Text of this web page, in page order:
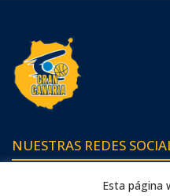
NUESTRAS REDES
Esta página